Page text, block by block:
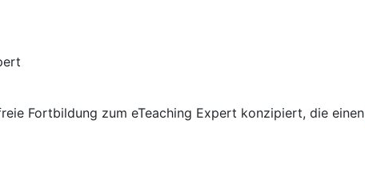
Fortbildung zum eTeaching Expert konzipiert, die einen